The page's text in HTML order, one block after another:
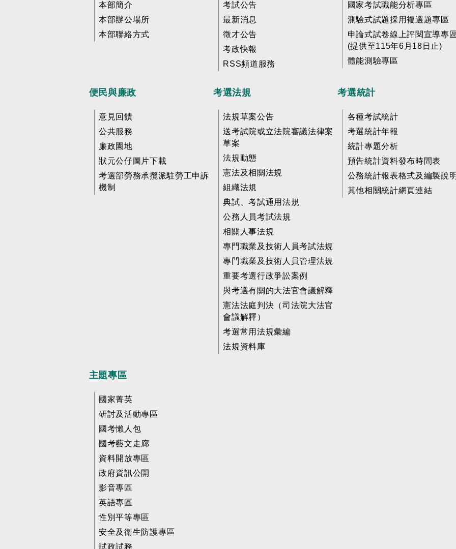
本部簡介
本部辦公場所
本部聯絡方式
考試公告
最新消息
徵才公告
考政快報
RSS頻道服務
國家考試職能分析專區
測驗式試題採用複選題專區
申論式試卷線上評閱宣導專
(提供至115年6月18日止)
體能測驗專區
便民與廉政
意見回饋
公共服務
廉政園地
狀元公仔圖片下載
考選部勞務承攬派駐勞工申訴
機制
考選法規
法規草案公告
送考試院或立法院審議法律案
草案
法規動態
憲法及相關法規
組織法規
典試、考試通用法規
公務人員考試法規
相關人事法規
專門職業及技術人員考試法規
專門職業及技術人員管理法規
重要考選行政爭訟案例
與考選有關的大法官會議解釋
憲法法庭判決（司法院大法官
會議解釋）
考選常用法規彙編
法規資料庫
考選統計
各種考試統計
考選統計年報
統計專題分析
預告統計資料發布時間表
公務統計報表格式及編製說
其他相關統計網頁連結
主題專區
國家菁英
研討及活動專區
國考懶人包
國考藝文走廊
資料開放專區
政府資訊公開
影音專區
英語專區
性別平等專區
安全及衛生防護專區
試政試務